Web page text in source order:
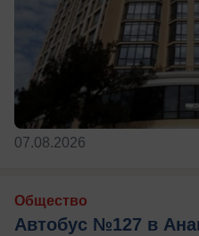
07.08.2026
Общество
Автобус №127 в